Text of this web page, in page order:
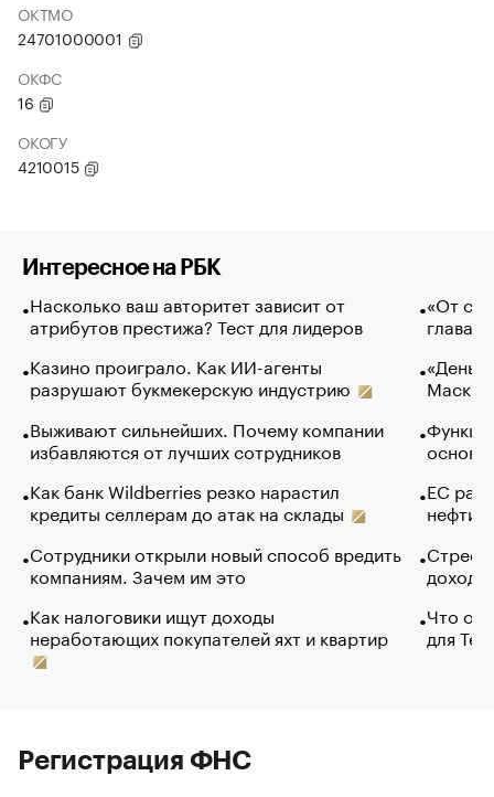
ОКТМО
24701000001
ОКФС
16
ОКОГУ
4210015
Интересное на РБК
Насколько ваш авторитет зависит от
атрибутов престижа? Тест для лидеров
Казино проиграло. Как ИИ-агенты
разрушают букмекерскую индустрию
Выживают сильнейших. Почему компании
избавляются от лучших сотрудников
Как банк Wildberries резко нарастил
кредиты селлерам до атак на склады
Сотрудники открыли новый способ вредить
компаниям. Зачем им это
Как налоговики ищут доходы
неработающих покупателей яхт и квартир
«От
глава
Маск в
основ
ЕС
нефти
Что
для
Регистрация ФНС